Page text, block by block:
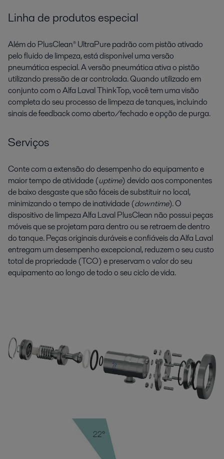
Linha de produtos especial
Além do PlusClean® UltraPure padrão com pistão ativado
pelo fluido de limpeza, está disponível uma versão
pneumática especial. A versão pneumática ativa o pistão
utilizando pressão de ar controlada. Quando utilizado em
conjunto com o Alfa Laval ThinkTop, você tem uma visão
completa do seu processo de limpeza de tanques, incluindo
sinais de feedback como aberto/fechado e opção de purga.
Serviços
Conte com a extensão do desempenho do equipamento e
maior tempo de atividade (uptime) devido aos componentes
de baixo desgaste que são fáceis de substituir no local,
minimizando o tempo de inatividade (downtime). O
dispositivo de limpeza Alfa Laval PlusClean não possui peças
móveis que se projetam para dentro ou se retraem de dentro
do tanque. Peças originais duráveis e confiáveis da Alfa Laval
entregam um desempenho excepcional, reduzem o seu custo
total de propriedade (TCO) e preservam o valor do seu
equipamento ao longo de todo o seu ciclo de vida.